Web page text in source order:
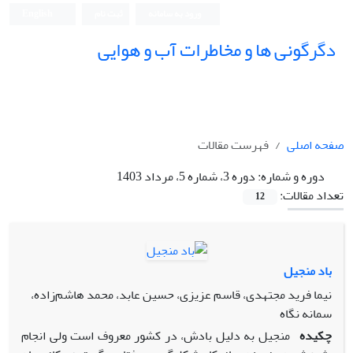
دگرگونی ها و مخاطرات آب و هوایی
صفحه اصلی
فهرست مقالات
دوره و شماره:دوره 3، شماره 5، مرداد 1403
تعداد مقالات:
12
باد منجیل
نیما فرید مجتهدی، قاسم عزیزی، حسین عابد، محمد هاشم‌زاده،
سمانه نگاه
چکیده منجیل به دلیل بادش، در کشور معروف است ولی انجام